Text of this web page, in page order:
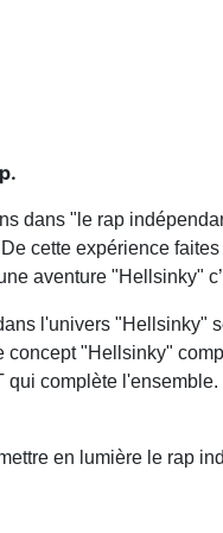
dans "le rap
cette expérience
aventure "Hellsinky"
l'univers "Hellsinky"
concept "Hellsinky"
complète
en lumière le rap